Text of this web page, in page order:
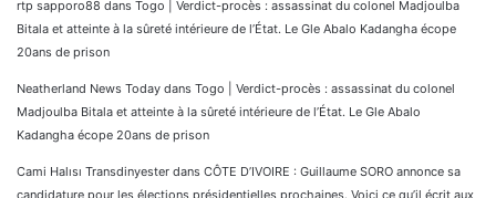
rtp sapporo88 dans Togo | Verdict-procès : assassinat du colonel Madjoulba
Bitala et atteinte à la sûreté intérieure de l’État. Le Gle Abalo Kadangha écope
20ans de prison
Neatherland News Today dans Togo | Verdict-procès : assassinat du colonel
Madjoulba Bitala et atteinte à la sûreté intérieure de l’État. Le Gle Abalo
Kadangha écope 20ans de prison
Cami Halısı Transdinyester dans CÔTE D’IVOIRE : Guillaume SORO annonce sa
candidature pour les élections présidentielles prochaines. Voici ce qu’il écrit aux